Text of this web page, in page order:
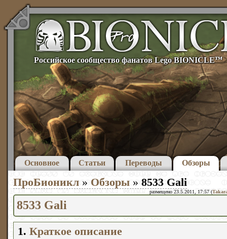
Российское сообщество фанатов Lego BIONICLEтм
Основное Статьи Переводы Обзоры
ПроБионикл » Обзоры » 8533 Gali
размещено 23.5.2011, 17:57 (
8533 Gali
1. Краткое описание